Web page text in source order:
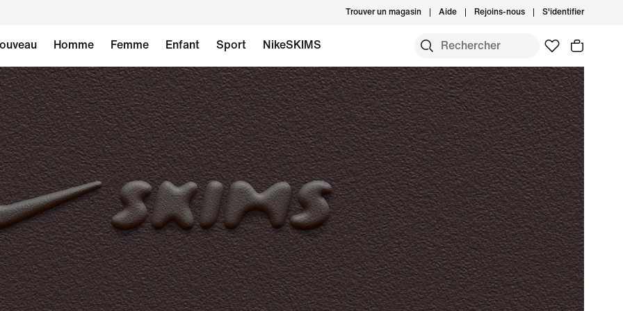
Trouver un magasin Aide Rejoins-nous S'identifier
Homme Femme Enfant Sport NikeSKIMS